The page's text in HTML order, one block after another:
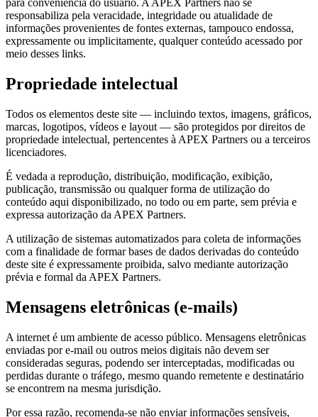
para conveniência do usuário. A APEX Partners não se
responsabiliza pela veracidade, integridade ou atualidade de
informações provenientes de fontes externas, tampouco endossa,
expressamente ou implicitamente, qualquer conteúdo acessado por
meio desses links.
Propriedade intelectual
Todos os elementos deste site — incluindo textos, imagens, gráficos,
marcas, logotipos, vídeos e layout — são protegidos por direitos de
propriedade intelectual, pertencentes à APEX Partners ou a terceiros
licenciadores.
É vedada a reprodução, distribuição, modificação, exibição,
publicação, transmissão ou qualquer forma de utilização do
conteúdo aqui disponibilizado, no todo ou em parte, sem prévia e
expressa autorização da APEX Partners.
A utilização de sistemas automatizados para coleta de informações
com a finalidade de formar bases de dados derivadas do conteúdo
deste site é expressamente proibida, salvo mediante autorização
prévia e formal da APEX Partners.
Mensagens eletrônicas (e-mails)
A internet é um ambiente de acesso público. Mensagens eletrônicas
enviadas por e-mail ou outros meios digitais não devem ser
consideradas seguras, podendo ser interceptadas, modificadas ou
perdidas durante o tráfego, mesmo quando remetente e destinatário
se encontrem na mesma jurisdição.
Por essa razão, recomenda-se não enviar informações sensíveis,